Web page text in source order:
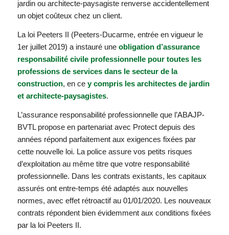
jardin ou architecte-paysagiste renverse accidentellement
un objet coûteux chez un client.
La loi Peeters II (Peeters-Ducarme, entrée en vigueur le
1er juillet 2019) a instauré une obligation d’assurance
responsabilité civile professionnelle pour toutes les
professions de services dans le secteur de la
construction, en ce y compris les architectes de jardin
et architecte-paysagistes.
L’assurance responsabilité professionnelle que l’ABAJP-
BVTL propose en partenariat avec Protect depuis des
années répond parfaitement aux exigences fixées par
cette nouvelle loi. La police assure vos petits risques
d’exploitation au même titre que votre responsabilité
professionnelle. Dans les contrats existants, les capitaux
assurés ont entre-temps été adaptés aux nouvelles
normes, avec effet rétroactif au 01/01/2020. Les nouveaux
contrats répondent bien évidemment aux conditions fixées
par la loi Peeters II.